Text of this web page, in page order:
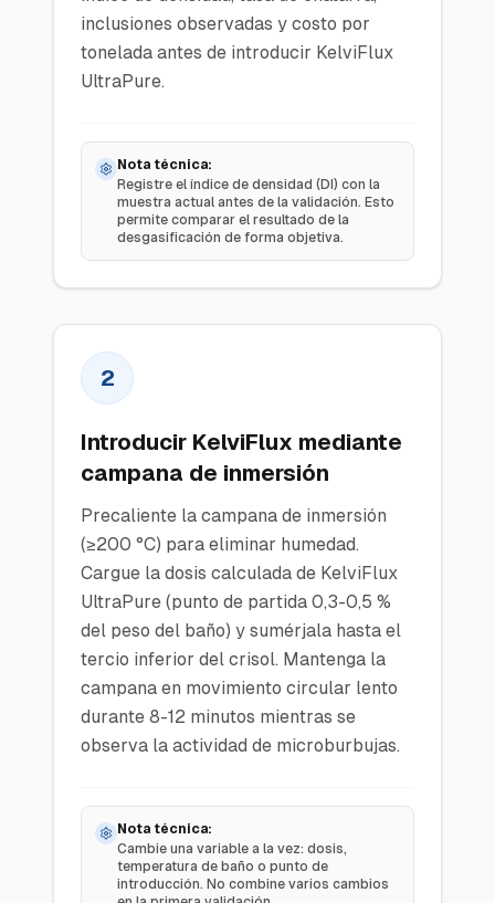
inclusiones observadas y costo por
tonelada antes de introducir KelviFlux
UltraPure.
Nota técnica:
Registre el índice de densidad (DI) con la
muestra actual antes de la validación. Esto
permite comparar el resultado de la
desgasificación de forma objetiva.
2
Introducir KelviFlux mediante
campana de inmersión
Precaliente la campana de inmersión
(≥200 °C) para eliminar humedad.
Cargue la dosis calculada de KelviFlux
UltraPure (punto de partida 0,3-0,5 %
del peso del baño) y sumérjala hasta el
tercio inferior del crisol. Mantenga la
campana en movimiento circular lento
durante 8-12 minutos mientras se
observa la actividad de microburbujas.
Nota técnica:
Cambie una variable a la vez: dosis,
temperatura de baño o punto de
introducción. No combine varios cambios